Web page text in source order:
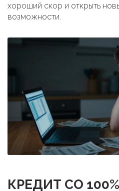
хороший скор и открыть
возможности.
КРЕДИТ СО 100%